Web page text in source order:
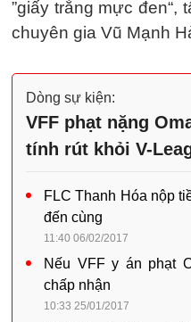
”giấy trắng mực đen“,
chuyên gia Vũ Mạnh
Dòng sự kiện:
VFF phạt nặng
tính rút khỏi V-
FLC Thanh Hóa nộp
đến cùng
11:40 06/02/2017
Nếu VFF y án phạt
chấp nhận
10:33 25/01/2017